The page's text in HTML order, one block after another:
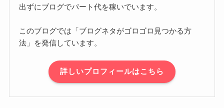
出ずにブログでパート代を稼いでいます。
このブログでは「ブログネタがゴロゴロ見つかる方
法」を発信しています。
詳しいプロフィールはこちら